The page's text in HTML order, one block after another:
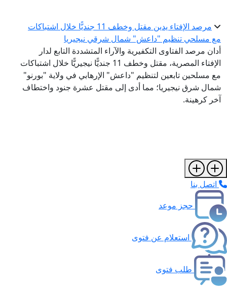
مرصد الإفتاء يدين مقتل وخطف 11 جنديًّا خلال اشتباكات
مع مسلحي تنظيم "داعش" شمال شرقي نيجيريا
أدان مرصد الفتاوى التكفيرية والآراء المتشددة التابع لدار
الإفتاء المصرية، مقتل وخطف 11 جنديًّا نيجيريًّا خلال اشتباكات
مع مسلحين تابعين لتنظيم "داعش" الإرهابي في ولاية "بورنو"
شمال شرق نيجيريا؛ مما أدى إلى مقتل عشرة جنود واختطاف
آخر كرهينة.
اتصل بنا
حجز موعد
استعلام عن فتوى
طلب فتوى